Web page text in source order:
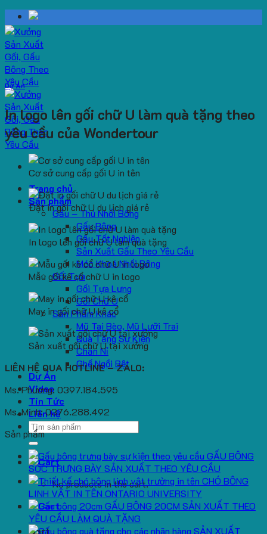
Skip
to
content
Trang chủ
Sản phẩm
Gấu – Thú Nhồi Bông
Gấu Bông
Gấu Tốt Nghiệp
Sản Xuất Gấu Theo Yêu Cầu
Móc Khoá Nhồi Bông
Gối Tựa
Gối Tựa Lưng
Gối Chữ U
Sản Phẩm Khác
Mũ Tai Bèo, Mũ Lưỡi Trai
Quà Tặng Sự Kiện
Chăn Nỉ
Ghế Ngồi Bệt
Dự Án
Video
Tin Tức
Liên hệ
Search
for:
No products in the cart.
Cart
Dự Án
In logo lên gối chữ U làm quà tặng theo
yêu cầu của Wondertour
Cơ sở cung cấp gối U in tên
Đặt in gối chữ U du lịch giá rẻ
In logo lên gối chữ U làm quà tặng
Mẫu gối kê cổ chữ U in logo
May in gối chữ U kê cổ
Sản xuất gối chữ U tại xưởng
LIÊN HỆ QUA HOTLINE – ZALO:
Ms. Phương: 0397.184.595
Ms. Minh: 0376.288.492
Sản phẩm
GẤU BÔNG
SÓC TRƯNG BÀY SẢN XUẤT THEO YÊU CẦU
CHÓ BÔNG
LINH VẬT IN TÊN ONTARIO UNIVERSITY
GẤU BÔNG 20CM SẢN XUẤT THEO
YÊU CẦU LÀM QUÀ TẶNG
SẢN XUẤT